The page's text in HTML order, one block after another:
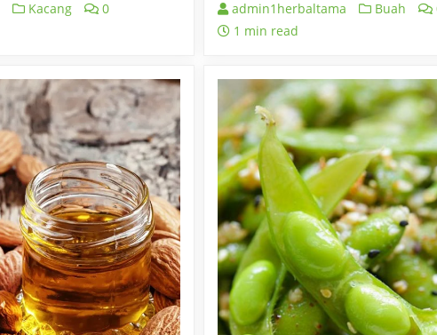
Kacang
0
admin1herbaltama Buah
1 min read